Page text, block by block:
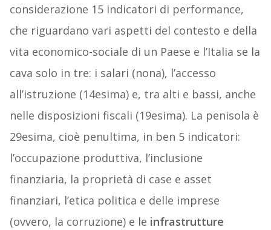
considerazione 15 indicatori di performance,
che riguardano vari aspetti del contesto e della
vita economico-sociale di un Paese e l’Italia se la
cava solo in tre: i salari (nona), l’accesso
all’istruzione (14esima) e, tra alti e bassi, anche
nelle disposizioni fiscali (19esima). La penisola è
29esima, cioè penultima, in ben 5 indicatori:
l’occupazione produttiva, l’inclusione
finanziaria, la proprietà di case e asset
finanziari, l’etica politica e delle imprese
(ovvero, la corruzione) e le infrastrutture